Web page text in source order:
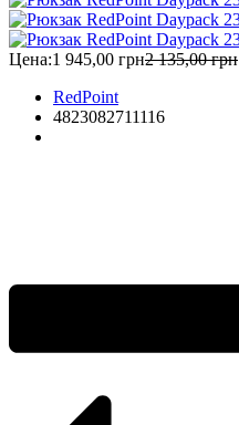
Цена:1 945,00 грн2 135,00 грн
RedPoint
4823082711116